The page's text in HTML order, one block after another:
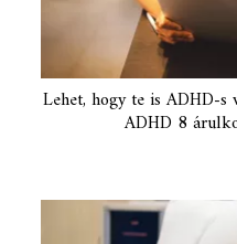
Lehet, hogy te is ADHD-
ADHD 8